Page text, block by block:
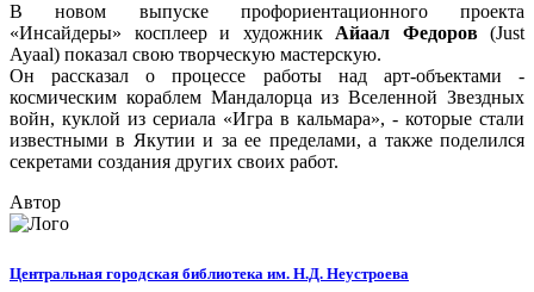
В новом выпуске профориентационного проекта
«Инсайдеры» косплеер и художник Айаал Федоров(Just
Ayaal) показал свою творческую мастерскую.
Он рассказал о процессе работы над арт-объектами -
космическим кораблем Мандалорца из Вселенной Звездных
войн, куклой из сериала «Игра в кальмара», - которые стали
известными в Якутии и за ее пределами, а также поделился
секретами создания других своих работ.
Автор
Центральная городская библиотека им. Н.Д. Неустроева